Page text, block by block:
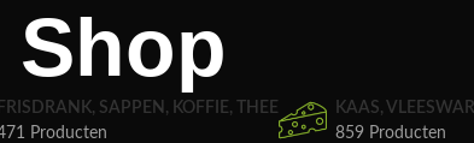
Shop
FRISDRANK, SAPPEN, KOFFIE, THEE
Producten
KAAS,
859 Producten